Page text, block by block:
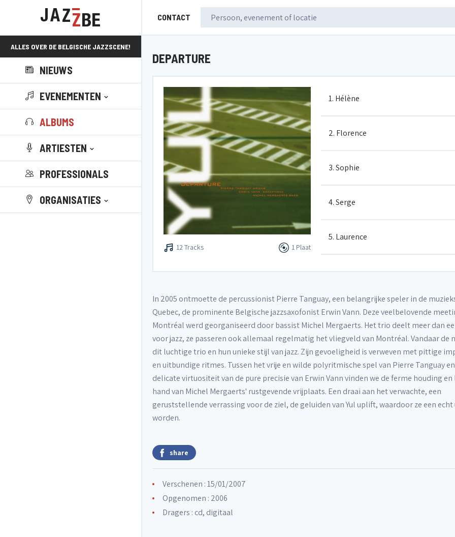
CONTACT
ALLES OVER DE BELGISCHE JAZZSCENE!
NIEUWS
EVENEMENTEN
ALBUMS
ARTIESTEN
PROFESSIONALS
ORGANISATIES
DEPARTURE
12 Tracks 1 Plaat
1. Hélène
2. Florence
3. Sophie
4. Serge
5. Laurence
6. Luc
7. Margaux
8. Nazumi
9. Sarah
10. Marion
In 2005 ontmoette de percussionist Pierre Tanguay, een belangrijke speler in de
Quebec, de prominente Belgische jazzsaxofonist Erwin Vann. Deze veelbelovende
Montréal werd georganiseerd door bassist Michel Mergaerts. Het trio deelt meer dan
voor jazz, ze passeren ook allemaal regelmatig het vliegveld van Montréal. Vandaar de
dit luchtige trio en hun unieke stijl van jazz. Zijn gevoeligheid is verweven met pittige
en uitbundige ritmes. Tussen het vrije en wilde polyritmische spel van Pierre Tanguay
delicate virtuositeit van de pure precisie van Erwin Vann vinden we de ferme houding
hand van Michel Mergaerts' rustgevende vrijplaats. Een draai aan het verwachte, een
geruststellende verrassing voor de ziel, de geluiden van Yul uplift, waardoor ze een
worden.
share
Verschenen : 15/01/2007
Opgenomen : 2006
Dragers : cd, digitaal